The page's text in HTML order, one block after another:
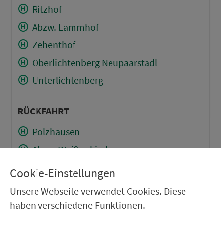
Ritzhof
Abzw. Lammhof
Zehenthof
Oberlichtenberg Neupaarstadl
Unterlichtenberg
RÜCKFAHRT
Polzhausen
Abzw. Weißenkirchen
Endlfeld Kreisstraße
Schaggenhofen
Cookie-Einstellungen
Unsere Webseite verwendet Cookies. Diese
haben verschiedene Funktionen.